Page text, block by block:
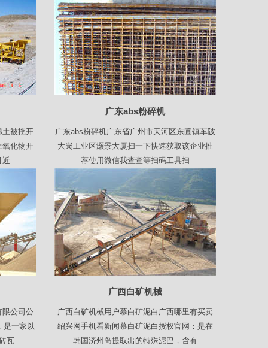
土被挖开
氧化物开
近
广东abs粉碎机
广东abs粉碎机广东省广州市天河区东圃镇车陂
大岗工业区灏景大厦扫一下快速获取该企业推
荐使用微信我查查等扫码工具扫
限公司公
是一家以
瓦
广西白矿机械
广西白矿机械用户慕白矿泥白广西哪里有买卖
绍兴网手机看新闻慕白矿泥白授权官网：是在
韩国济州岛提取出的特殊泥巴，含有